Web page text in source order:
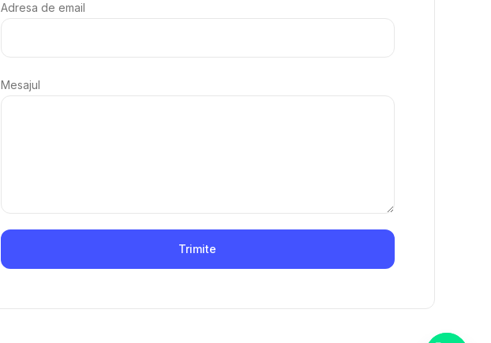
Adresa de email
Mesajul